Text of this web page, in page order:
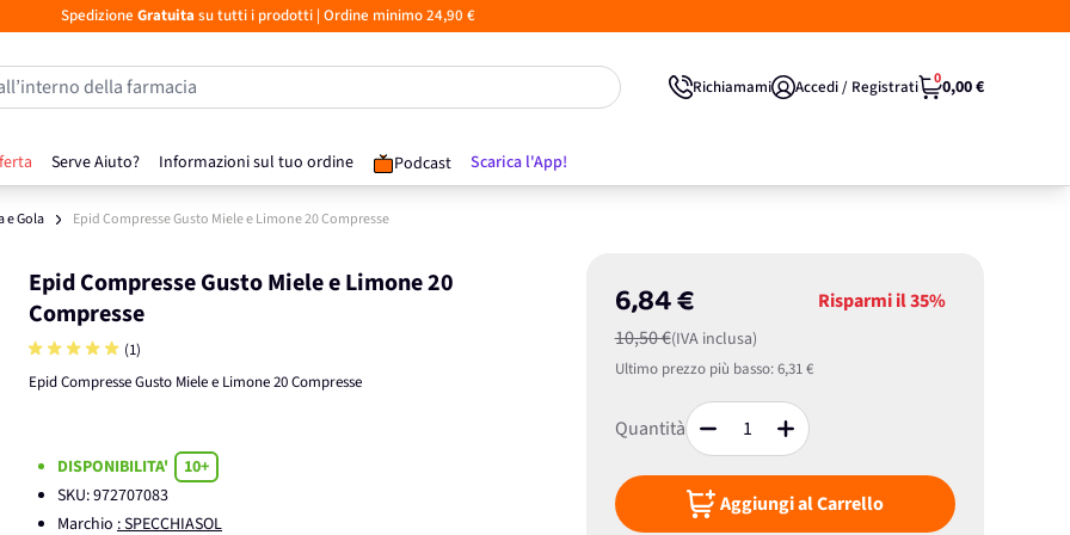
Spedizione Gratuita su tutti i prodotti| Ordine minimo 24,90 €
Serve Aiuto? Informazioni sul tuo ordine Podcast Scarica l'App!
della farmacia Richiamami Accedi / Registrati 00,00 €
e Gola Epid Compresse Gusto Miele e Limone 20 Compresse
Epid Compresse Gusto Miele e Limone 20
Compresse
(1)
Epid Compresse Gusto Miele e Limone 20 Compresse
6,84 €
10,50 €(IVA inclusa)
Risparmi il35%
Ultimo prezzo più basso:6,31 €
Quantità
Aggiungi al Carrello
DISPONIBILITA'
10+
SKU:972707083
Marchio : SPECCHIASOL